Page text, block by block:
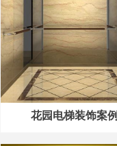
花园电梯装饰案例